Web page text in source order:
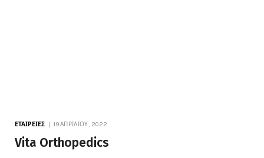
ΕΤΑΙΡΕΊΕΣ 19 ΑΠΡΙΛΊΟΥ, 2022
Vita Orthopedics